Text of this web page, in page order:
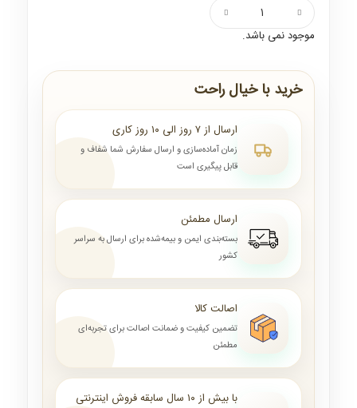
موجود نمی باشد.
خرید با خیال راحت
ارسال از ۷ روز الی ۱۰ روز کاری
زمان آماده‌سازی و ارسال سفارش شما شفاف و
قابل پیگیری است
ارسال مطمئن
بسته‌بندی ایمن و بیمه‌شده برای ارسال به سراسر
کشور
اصالت کالا
تضمین کیفیت و ضمانت اصالت برای تجربه‌ای
مطمئن
با بیش از ۱۰ سال سابقه فروش اینترنتی